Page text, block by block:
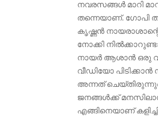
നവരസങ്ങൾ മാറി
തന്നെയാണ്. ഗോപി
കൃഷ്ണൻ
നോക്കി
നായര്‍ ആശാന്‍ ഒരു
വീഡിയോ പിടിക്കാന്‍
അന്നത്
ജനങ്ങള്‍ക്ക്‌
എങ്ങിനെയാണ്